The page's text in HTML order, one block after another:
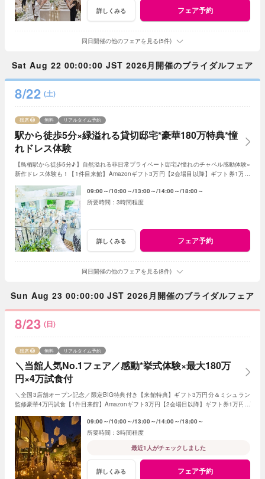
詳しくみる フェア予約
同日開催の他のフェアを見る(5件)
Sat Aug 22 00:00:00 JST 2026月開催のブライダルフェア
8/22 (土)
駅から徒歩5分×緑溢れる貸切邸宅*豪華180万特典*憧
れドレス体験
残席 無料 リアルタイム予約
【鳥栖駅から徒歩5分♪】自然溢れる非日常プライベート邸宅♪憧れのチャペル感動体験×
新作ドレス体験も！【1件目来館】Amazonギフト3万円【2会場目以降】ギフト券1万円
09:00～ 10:00～ 13:00～ 14:00～ 18:00～
3時間程度
詳しくみる フェア予約
同日開催の他のフェアを見る(8件)
Sun Aug 23 00:00:00 JST 2026月開催のブライダルフェア
8/23 (日)
＼当館人気No.1フェア／感動*挙式体験×最大180万
円×4万試食付
残席 無料 リアルタイム予約
＼全国3店舗オープン記念／限定BIG特典付き【来館特典】ギフト3万円分＆ミシュラン
監修豪華4万円試食【1件目来館】Amazonギフト3万円【2会場目以降】ギフト券1万円プ
09:00～ 10:00～ 13:00～ 14:00～ 18:00～
3時間程度
最近1人がチェックしました
詳しくみる フェア予約